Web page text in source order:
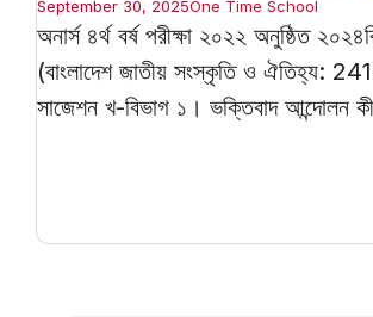
September 30, 2025One Time School
অনার্স ৪র্থ বর্ষ পরীক্ষা ২০২২ অনুষ্ঠিত
(বাংলাদেশ জাতীয় সংস্কৃতি ও ঐতিহ্য:
সাজেশন খ-বিভাগ ১। ভক্তিবাদ আন্দোলন